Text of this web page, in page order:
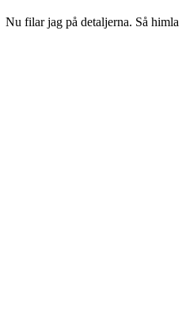
Nu filar jag på detaljerna. Så himla